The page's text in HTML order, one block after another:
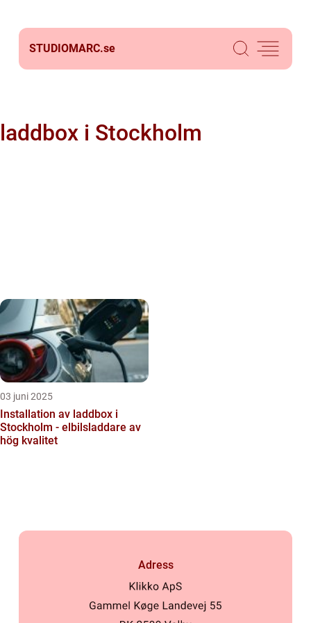
STUDIOMARC.se
laddbox i Stockholm
03 juni 2025
Installation av laddbox i
Stockholm - elbilsladdare av
hög kvalitet
Adress